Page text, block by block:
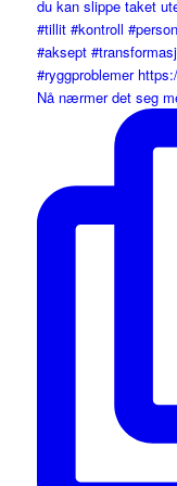
Nå nærmer det seg